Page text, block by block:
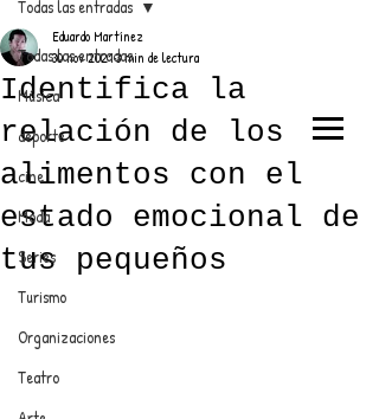
ANUNCIATE CON NOSOTROS
PARA MÁS INFORMACIÓN:
EL TRENDY TOP
CON EDDY MARTINEZ
Todas las entradas
Música
deporte
cine
Moda
Series
Turismo
Organizaciones
Teatro
Todas las entradas
Identifica la
relación de los
alimentos con el
estado emocional de
tus pequeños
Eduardo Martínez
30 nov 20213 min de lectura